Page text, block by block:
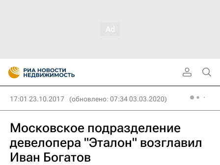
17:01 23.10.2017 (обновлено: 07:34 03.03.2020)
Московское подразделение
девелопера "Эталон" возглавил
Иван Богатов